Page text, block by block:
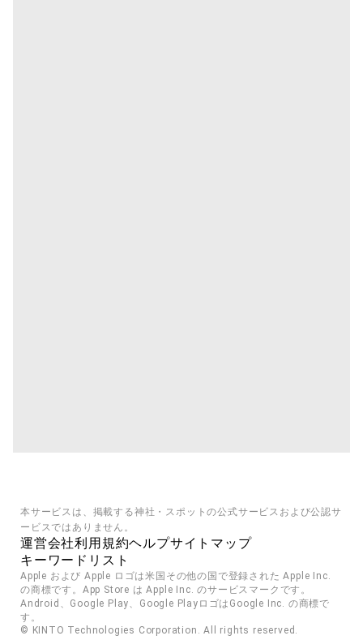
本サービスは、掲載する神社・スポットの公式サービスおよび公認サ
ービスではありません。
運営会社利用規約ヘルプサイトマップ
キーワードリスト
Apple および Apple ロゴは米国その他の国で登録された Apple Inc.
の商標です。App Store は Apple Inc. のサービスマークです。
Android、Google Play、Google PlayロゴはGoogle Inc. の商標で
す。
© KINTO Technologies Corporation. All rights reserved.